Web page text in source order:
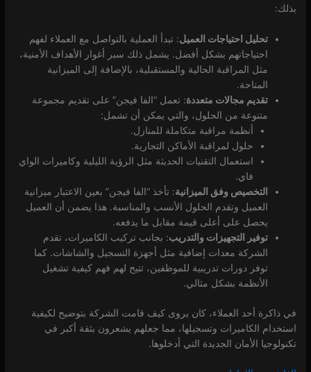
بذلك:
تحليل احتياجات العميل: تبدأ العملية بالتواصل مع العملاء لفهم
احتياجاتهم بشكل أفضل. يشمل ذلك سبر أغوار الأهداف الأمنية،
مثل المراقبة الحالية والمستقبلية، بالإضافة إلى الميزانية
المتاحة.
تقديم مجالات متعددة: تعمل “الفا فيجن” على تقديم مجموعة
متنوعة من الحلول، والتي يمكن أن تشمل:
أنظمة مراقبة متكاملة للمنازل.
حلول لمراقبة الأماكن التجارية.
استعمال التقنيات الحديثة مثل الرؤية الليلية وكاميرات الواي
فاي.
التخصيص وفق الميزانية: تأخذ “الفا فيجن” بعين الاعتبار ميزانية
العميل وتقدم الحلول الأنسب والمناسبة. هذا يضمن أن العميل
يحصل على أعلى قيمة مقابل ما يدفعه.
توفير التجهيزات والتدريب: بجانب تركيب الكاميرات، تقدم
الشركة معدات إضافية مثل أجهزة التسجيل والشاشات. كما
توفر دورات تدريبية للموظفين، تتيح لهم فهم كيفية تشغيل
الأنظمة بشكل مثالي.
في ذاكرة أحد العملاء، كان يروى كيف قامت الشركة بتوضيح لكيفية
استخدام الكاميرات وتسجيلها، مما جعلهم يشعرون بثقة أكبر في
تكنولوجيا الأمان الجديدة التي أدخلوها.